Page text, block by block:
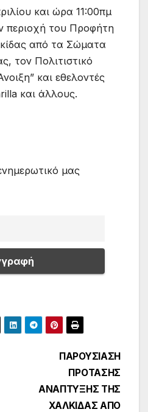
και ώρα 11:00πμ
περιοχή του Προφήτη
από τα Σώματα
τον Πολιτιστικό
και εθελοντές
και άλλους.
μας
ΠΑΡΟΥΣΙΑΣΗ
ΠΡΟΤΑΣΗΣ
ΑΝΑΠΤΥΞΗΣ ΤΗΣ
ΧΑΛΚΙΔΑΣ ΑΠΟ